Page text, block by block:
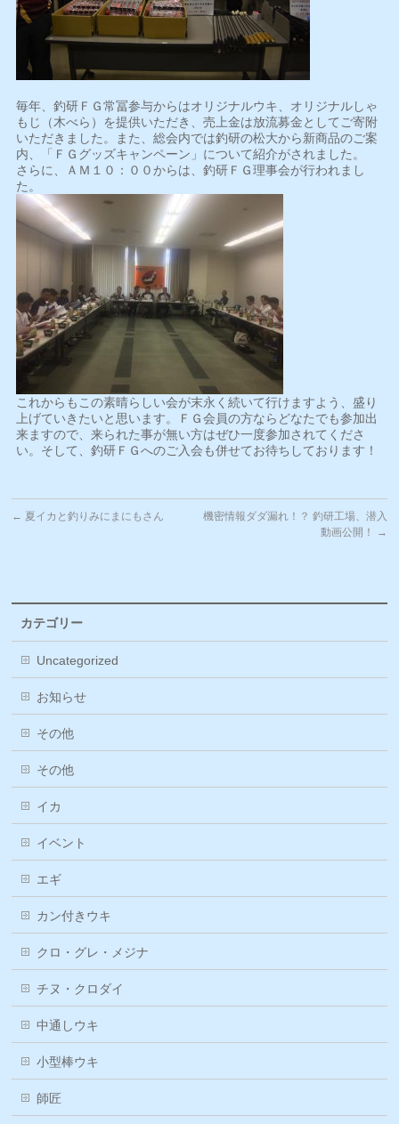
毎年、釣研ＦＧ常冨参与からはオリジナルウキ、オリジナルしゃ
もじ（木べら）を提供いただき、売上金は放流募金としてご寄附
いただきました。また、総会内では釣研の松大から新商品のご案
内、「ＦＧグッズキャンペーン」について紹介がされました。
さらに、ＡＭ１０：００からは、釣研ＦＧ理事会が行われまし
た。
これからもこの素晴らしい会が末永く続いて行けますよう、盛り
上げていきたいと思います。ＦＧ会員の方ならどなたでも参加出
来ますので、来られた事が無い方はぜひ一度参加されてくださ
い。そして、釣研ＦＧへのご入会も併せてお待ちしております！
← 夏イカと釣りみにまにもさん
機密情報ダダ漏れ！？ 釣研工場、潜入
動画公開！
→
カテゴリー
Uncategorized
お知らせ
その他
その他
イカ
イベント
エギ
カン付きウキ
クロ・グレ・メジナ
チヌ・クロダイ
中通しウキ
小型棒ウキ
師匠